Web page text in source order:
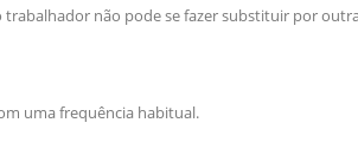
trabalhador não pode se fazer substituir por
uma frequência habitual.